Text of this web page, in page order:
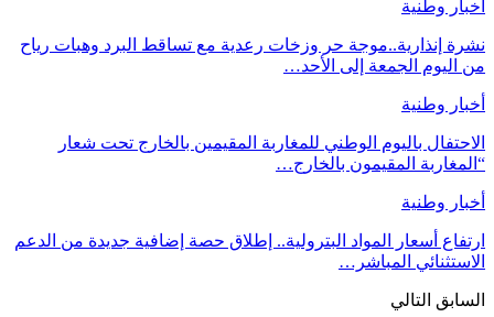
أخبار وطنية
نشرة إنذارية..موجة حر وزخات رعدية مع تساقط البرد وهبات رياح
من اليوم الجمعة إلى الأحد…
أخبار وطنية
الاحتفال باليوم الوطني للمغاربة المقيمين بالخارج تحت شعار
“المغاربة المقيمون بالخارج…
أخبار وطنية
ارتفاع أسعار المواد البترولية.. إطلاق حصة إضافية جديدة من الدعم
الاستثنائي المباشر…
السابق التالي